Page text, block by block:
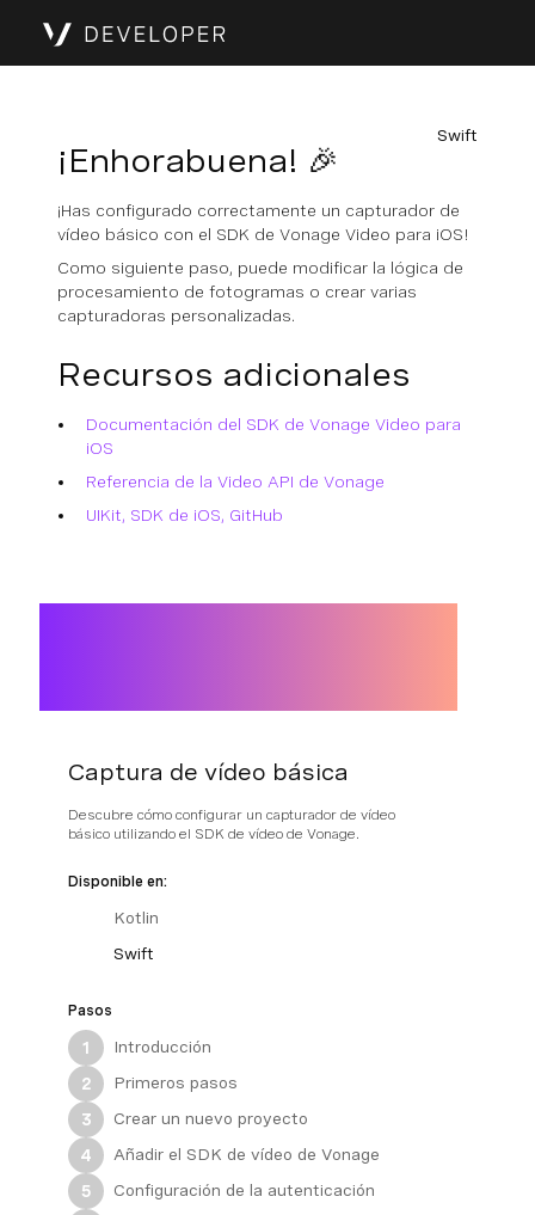
Swift
¡Enhorabuena! 🎉
¡Has configurado correctamente un capturador de
vídeo básico con el SDK de Vonage Video para iOS!
Como siguiente paso, puede modificar la lógica de
procesamiento de fotogramas o crear varias
capturadoras personalizadas.
Recursos adicionales
Documentación del SDK de Vonage Video para
iOS
Referencia de la Video API de Vonage
UIKit, SDK de iOS, GitHub
Captura de vídeo básica
Descubre cómo configurar un capturador de vídeo
básico utilizando el SDK de vídeo de Vonage.
Disponible en:
Kotlin
Swift
Pasos
1
Introducción
2
Primeros pasos
3
Crear un nuevo proyecto
4
Añadir el SDK de vídeo de Vonage
5
Configuración de la autenticación